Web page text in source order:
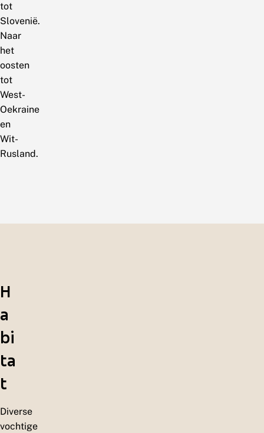
tot
Slovenië.
Naar
het
oosten
tot
West-
Oekraine
en
Wit-
Rusland.
H
a
bi
ta
t
Diverse
vochtige